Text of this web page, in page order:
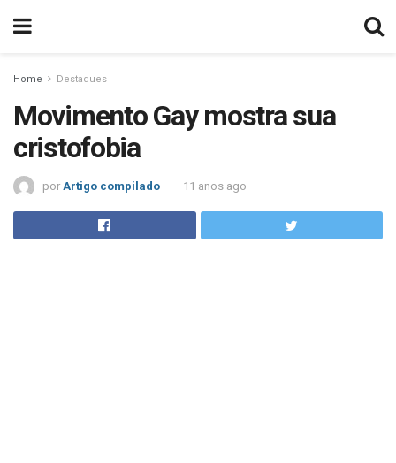
Home Destaques
Movimento Gay mostra sua
cristofobia
por Artigo compilado 11 anos ago